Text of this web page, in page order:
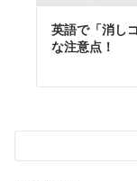
英語で「消し
な注意点！